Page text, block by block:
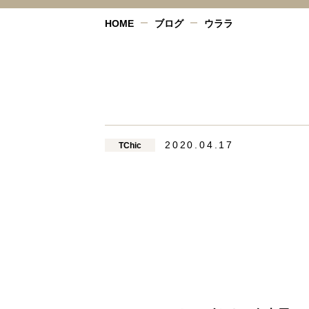
HOME ブログ ウララ
TChic 2020.04.17